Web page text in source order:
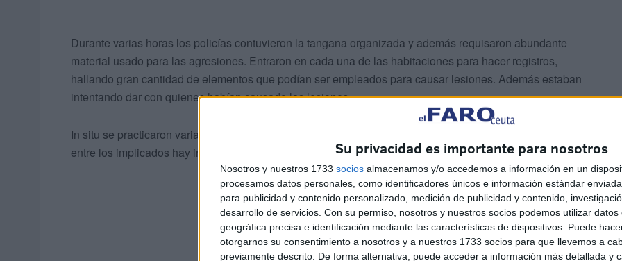
Su privacidad es importante para nosotros
Nosotros y nuestros 1733 socios almacenamos y/o accedemos a información en un
procesamos datos personales, como identificadores únicos e información estándar
para publicidad y contenido personalizado, medición de publicidad y contenido,
desarrollo de servicios. Con su permiso, nosotros y nuestros socios podemos utilizar datos
geográfica precisa e identificación mediante las características de dispositivos. Puede
otorgarnos su consentimiento a nosotros y a nuestros 1733 socios para que llevemos a
previamente descrito. De forma alternativa, puede acceder a información más detallada y
Durante varias horas los policías contuvieron la tangana organizada y además requisaron abundante
material usado para las agresiones. Entraron en cada una de las habitaciones para hacer registros,
hallando gran cantidad de elementos que podían ser empleados para causar lesiones. Además estaban
intentando dar con quienes habían causado las lesiones.
In situ se practicaron varias detenciones, aunque la Jefatura Superior no ha concretado el número. Sí que
entre los implicados hay inmigrantes argelinos y otros de origen subsahariano.